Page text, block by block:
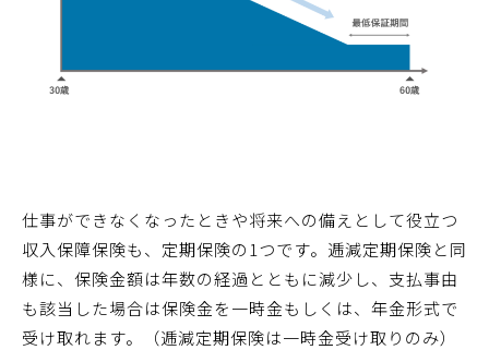
仕事ができなくなったときや将来への備えとして役立つ
収入保障保険も、定期保険の1つです。逓減定期保険と同
様に、保険金額は年数の経過とともに減少し、支払事由
も該当した場合は保険金を一時金もしくは、年金形式で
受け取れます。（逓減定期保険は一時金受け取りのみ）